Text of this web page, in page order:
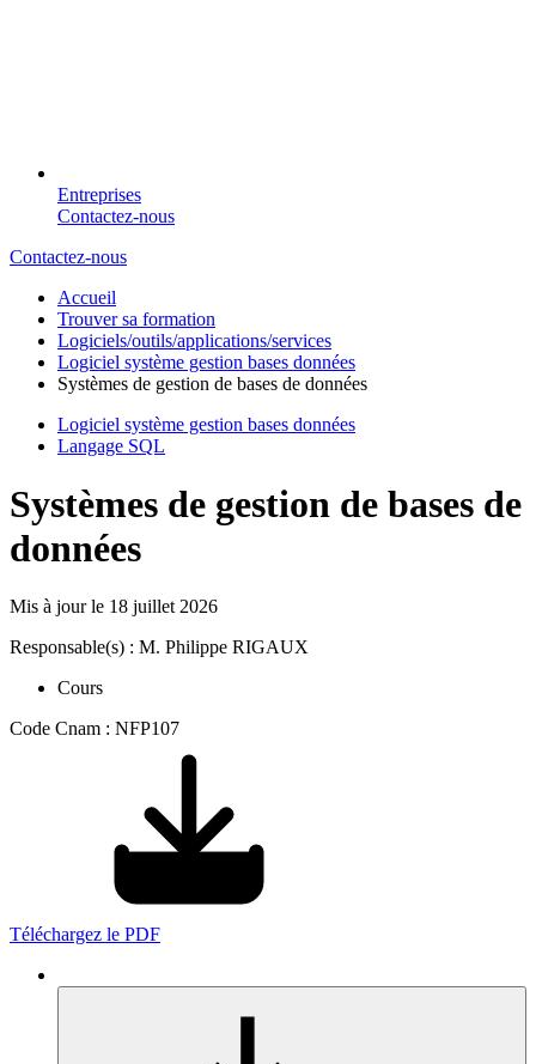
Entreprises
Contactez-nous
Contactez-nous
Accueil
Trouver sa formation
Logiciels/outils/applications/services
Logiciel système gestion bases données
Systèmes de gestion de bases de données
Logiciel système gestion bases données
Langage SQL
Systèmes de gestion de bases de
données
Mis à jour le 18 juillet 2026
Responsable(s) : M. Philippe RIGAUX
Cours
Code Cnam : NFP107
Téléchargez le PDF